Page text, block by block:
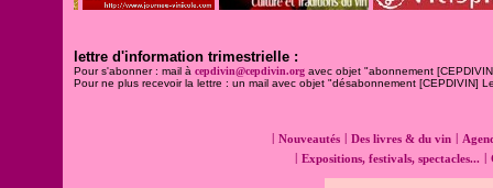
lettre d'information trimestrielle :
Pour s'abonner : mail à cepdivin@cepdivin.orgavec objet "abonnement
Pour ne plus recevoir la lettre : un mail avec objet "désabonnement [CEPDIVIN]
Nouveautés Des livres & du vin
Expositions, festivals, spectacles...